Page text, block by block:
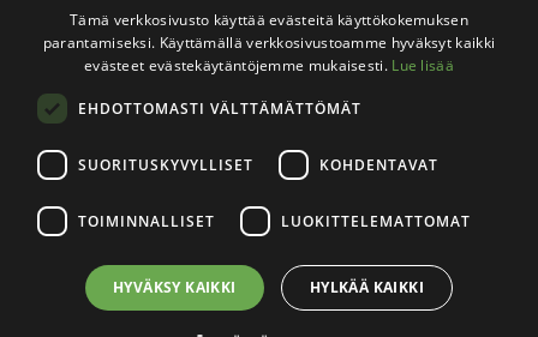
Tärkeitä linkkejä
Rekisteri- ja tietosuojaseloste
Jälleenmyyjät
Tapahtumat
Teuvo Louhisola Oy. Verkkosivutoteutus:Avoin.Systems
Tämä verkkosivusto käyttää evästeitä käyttökokemuksen
parantamiseksi. Käyttämällä verkkosivustoamme hyväksyt kaikki
evästeet evästekäytäntöjemme mukaisesti. Lue lisää
EHDOTTOMASTI VÄLTTÄMÄTTÖMÄT
SUORITUSKYVYLLISET KOHDENTAVAT
TOIMINNALLISET LUOKITTELEMATTOMAT
HYVÄKSY KAIKKI HYLKÄÄ KAIKKI